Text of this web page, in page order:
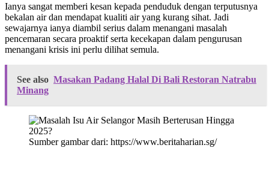
Ianya sangat memberi kesan kepada penduduk dengan terputusnya
bekalan air dan mendapat kualiti air yang kurang sihat. Jadi
sewajarnya ianya diambil serius dalam menangani masalah
pencemaran secara proaktif serta kecekapan dalam pengurusan
menangani krisis ini perlu dilihat semula.
See also Masakan Padang Halal Di Bali Restoran Natrabu
Minang
Sumber gambar dari: https://www.beritaharian.sg/